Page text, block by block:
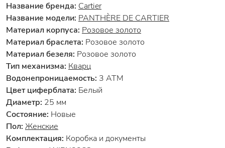
Название бренда: Cartier
Название модели: PANTHÈRE DE CARTIER
Материал корпуса: Розовое золото
Материал браслета: Розовое золото
Материал безеля: Розовое золото
Тип механизма: Кварц
Водонепроницаемость: 3 АТМ
Цвет циферблата: Белый
Диаметр: 25 мм
Состояние: Новые
Пол: Женские
Комплектация: Коробка и документы